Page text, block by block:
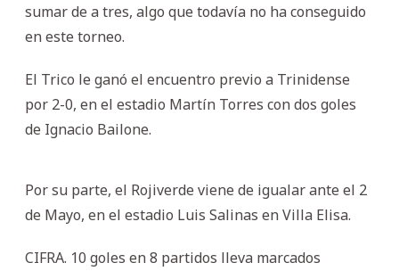
sumar de a tres, algo que todavía no ha conseguido
en este torneo.
El Trico le ganó el encuentro previo a Trinidense
por 2-0, en el estadio Martín Torres con dos goles
de Ignacio Bailone.
Por su parte, el Rojiverde viene de igualar ante el 2
de Mayo, en el estadio Luis Salinas en Villa Elisa.
CIFRA. 10 goles en 8 partidos lleva marcados